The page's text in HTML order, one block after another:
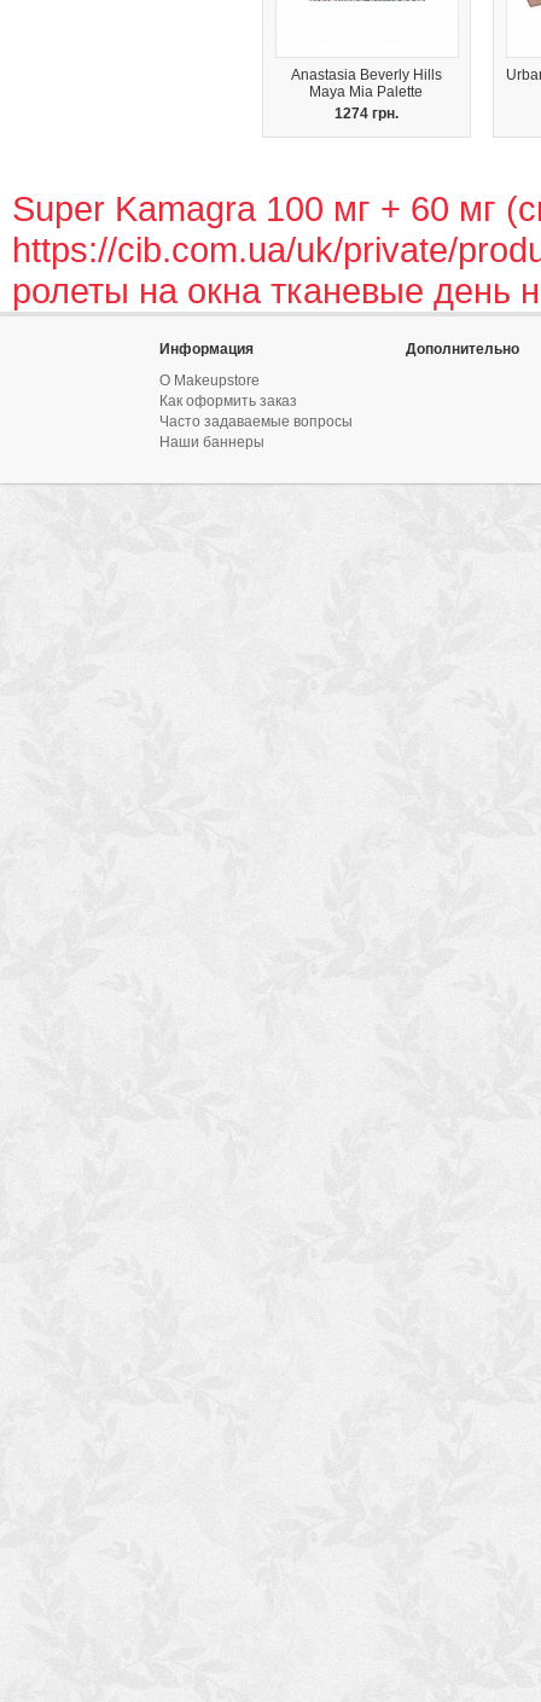
Anastasia Beverly Hills
Maya Mia Palette
1274 грн.
Super Kamagra 100 мг + 60 мг
https://cib.com.ua/uk/private/
ролеты на окна тканевые день
Информация
О Makeupstore
Как оформить заказ
Часто задаваемые вопросы
Наши баннеры
Дополнительно